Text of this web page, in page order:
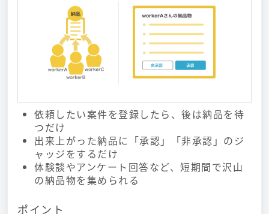
依頼したい案件を登録したら、後は納品を待
つだけ
出来上がった納品に「承認」「非承認」のジ
ャッジをするだけ
体験談やアンケート回答など、短期間で沢山
の納品物を集められる
ポイント